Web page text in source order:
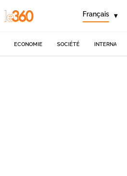
Français ▾
ECONOMIE SOCIÉTÉ